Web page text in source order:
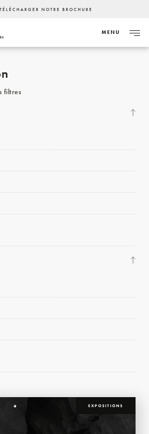
TÉLÉCHARGER NOTRE BROCHURE
MENU
filtres
EXPOSITIONS